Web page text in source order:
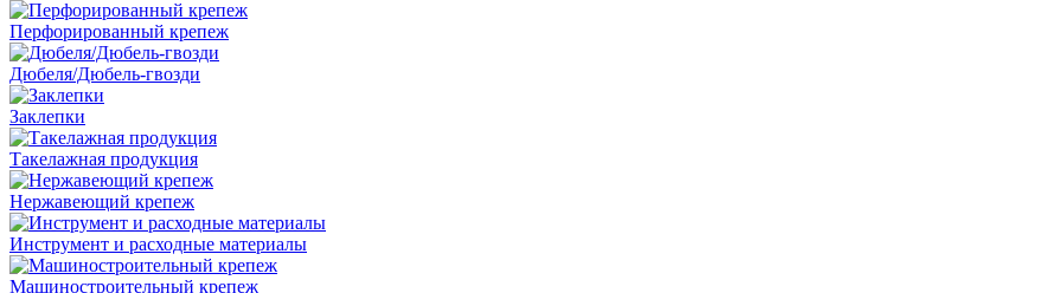
Перфорированный крепеж
Дюбеля/Дюбель-гвозди
Заклепки
Такелажная продукция
Нержавеющий крепеж
Инструмент и расходные материалы
Машиностроительный крепеж